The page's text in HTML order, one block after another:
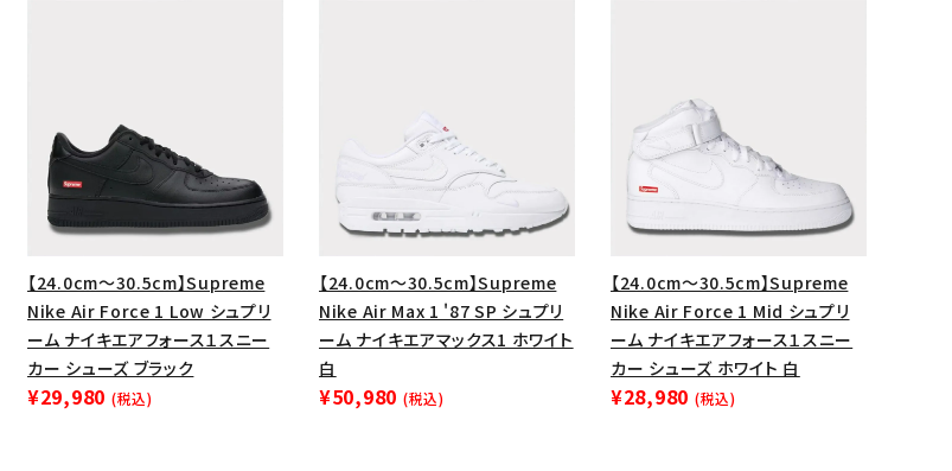
【24.0cm～30.5cm】Supreme
Nike Air Force 1 Low シュプリ
ーム ナイキエアフォース１スニー
カー シューズ ブラック
¥29,980 (税込)
【24.0cm～30.5cm】Supreme
Nike Air Max 1 '87 SP シュプリ
ーム ナイキエアマックス1 ホワイト
白
¥50,980 (税込)
【24.0cm～30.5cm】Supreme
Nike Air Force 1 Mid シュプリ
ーム ナイキエアフォース１スニー
カー シューズ ホワイト 白
¥28,980 (税込)